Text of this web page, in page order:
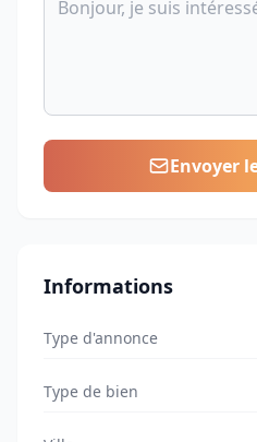
Envoyer
Informations
Type d'annonce
Type de bien